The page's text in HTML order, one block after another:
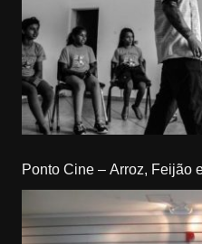
Ponto Cine – Arroz, Feijão